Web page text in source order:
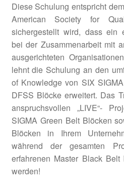
Diese Schulung entspricht
American Society for
sichergestellt wird, dass ein
bei der Zusammenarbeit mit
ausgerichteten
lehnt die Schulung an den
of Knowledge von SIX
DFSS Blöcke erweitert. Das
anspruchsvollen „LIVE“-
SIGMA Green Belt Blöcken
Blöcken in Ihrem
während der gesamten
erfahrenen Master Black Belt
werden!